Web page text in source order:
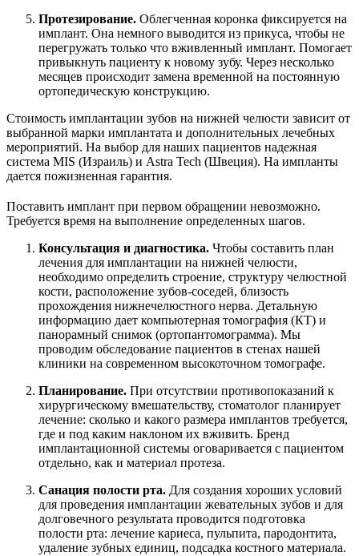
Протезирование. Облегченная коронка фиксируется на
имплант. Она немного выводится из прикуса, чтобы не
перегружать только что вживленный имплант. Помогает
привыкнуть пациенту к новому зубу. Через несколько
месяцев происходит замена временной на постоянную
ортопедическую конструкцию.
Стоимость имплантации зубов на нижней челюсти зависит от
выбранной марки имплантата и дополнительных лечебных
мероприятий. На выбор для наших пациентов надежная
система MIS (Израиль) и Astra Tech (Швеция). На импланты
дается пожизненная гарантия.
Поставить имплант при первом обращении невозможно.
Требуется время на выполнение определенных шагов.
Консультация и диагностика. Чтобы составить план
лечения для имплантации на нижней челюсти,
необходимо определить строение, структуру челюстной
кости, расположение зубов-соседей, близость
прохождения нижнечелюстного нерва. Детальную
информацию дает компьютерная томография (КТ) и
панорамный снимок (ортопантомограмма). Мы
проводим обследование пациентов в стенах нашей
клиники на современном высокоточном томографе.
Планирование. При отсутствии противопоказаний к
хирургическому вмешательству, стоматолог планирует
лечение: сколько и какого размера имплантов требуется,
где и под каким наклоном их вживить. Бренд
имплантационной системы оговаривается с пациентом
отдельно, как и материал протеза.
Санация полости рта. Для создания хороших условий
для проведения имплантации жевательных зубов и для
долговечного результата проводится подготовка
полости рта: лечение кариеса, пульпита, пародонтита,
удаление зубных единиц, подсадка костного материала.